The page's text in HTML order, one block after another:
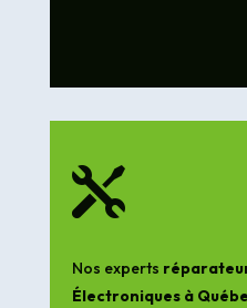

Nos experts
Électroniques à